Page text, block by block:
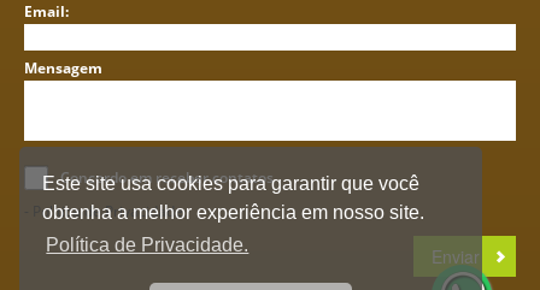
Este site usa cookies para garantir que você
obtenha a melhor experiência em nosso site.
Política de Privacidade.
Email:
Mensagem
Concordo em receber contatos
- Política de Privacidade